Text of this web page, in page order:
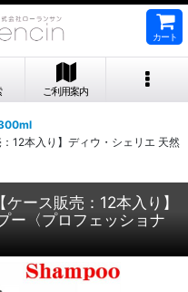
カート
ご利用案内
12本入り】ディウ・シェリエ 天然
ース販売：12本入り】
ー〈プロフェッショナ